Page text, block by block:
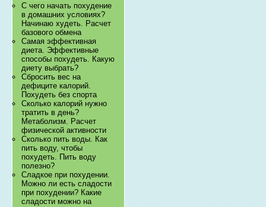
С чего начать похудение
в домашних условиях?
Начинаю худеть. Расчет
базового обмена
Самая эффективная
диета. Эффективные
способы похудеть. Какую
диету выбрать?
Сбросить вес на
дефиците калорий.
Похудеть без спорта
Сколько калорий нужно
тратить в день?
Метаболизм. Расчет
физической активности
Сколько пить воды. Как
пить воду, чтобы
похудеть. Пить воду
полезно?
Сладкое при похудении.
Можно ли есть сладости
при похудении? Какие
сладости можно на